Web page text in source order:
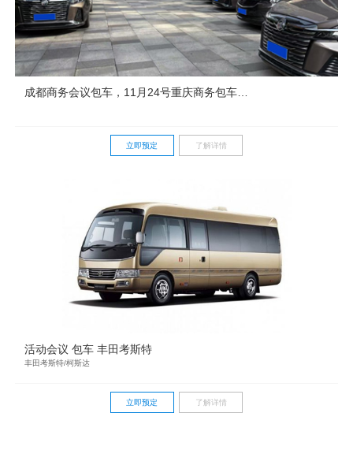
成都商务会议包车，11月24号重庆商务包车，
立即预定 了解详情
活动会议 包车 丰田考斯特
丰田考斯特/柯斯达
立即预定 了解详情